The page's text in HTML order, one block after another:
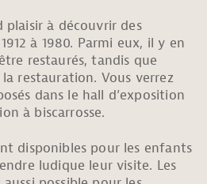
plaisir à découvrir des
à 1980. Parmi eux, il y en
restaurés, tandis que
restauration. Vous verrez
dans le hall d’exposition
à biscarrosse.
disponibles pour les enfants
ludique leur visite. Les